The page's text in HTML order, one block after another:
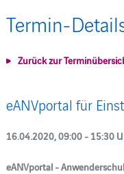
Termin-
Zurück zur
eANVportal für
16.04.2020, 09:00 - 15:30
eANVportal -